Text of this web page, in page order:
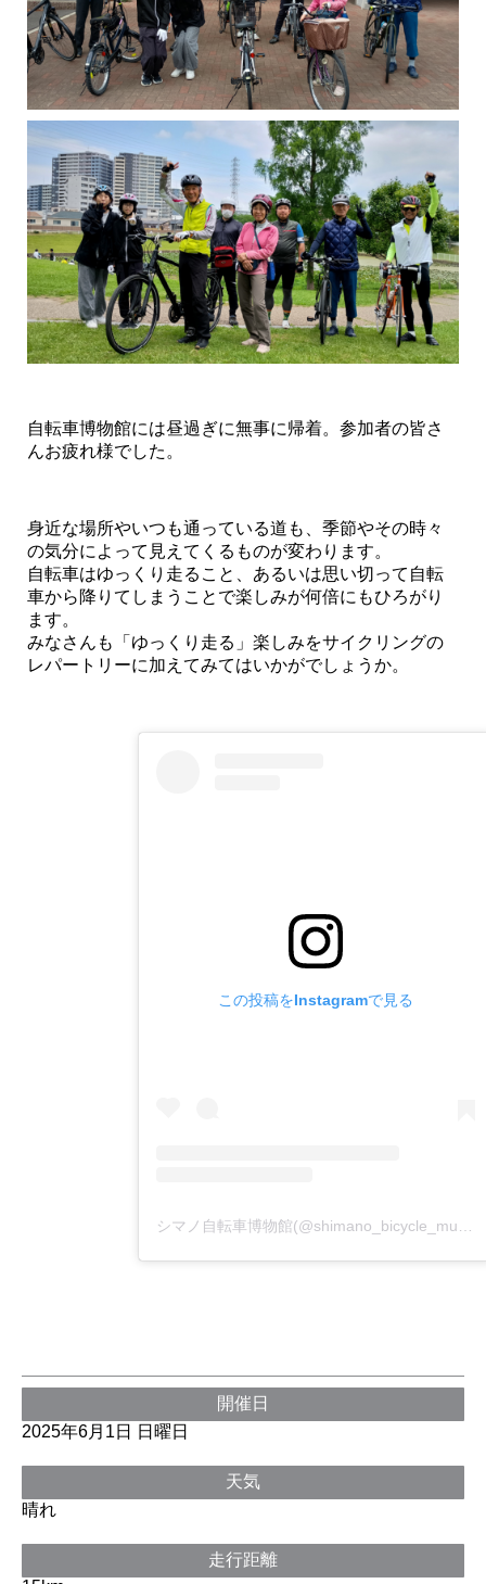
自転車博物館には昼過ぎに無事に帰着。参加者の皆さ
んお疲れ様でした。
身近な場所やいつも通っている道も、季節やその時々
の気分によって見えてくるものが変わります。
自転車はゆっくり走ること、あるいは思い切って自転
車から降りてしまうことで楽しみが何倍にもひろがり
ます。
みなさんも「ゆっくり走る」楽しみをサイクリングの
レパートリーに加えてみてはいかがでしょうか。
この投稿をInstagramで見る
シマノ自転車博物館(@shimano_bicycle_museum)がシェアした投稿
開催日
2025年6月1日 日曜日
天気
晴れ
走行距離